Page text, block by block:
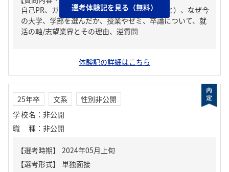
自己PR、ガクチカ（学生時代に力を入れたこと）、なぜ今
の大学、学部を選んだか、授業やゼミ、卒論について、就
活の軸/志望業界とその理由、逆質問
選考体験記を見る（無料）
体験記の詳細はこちら
25年卒 文系
性別非公開
学校名 ： 非公開
職種 ： 非公開